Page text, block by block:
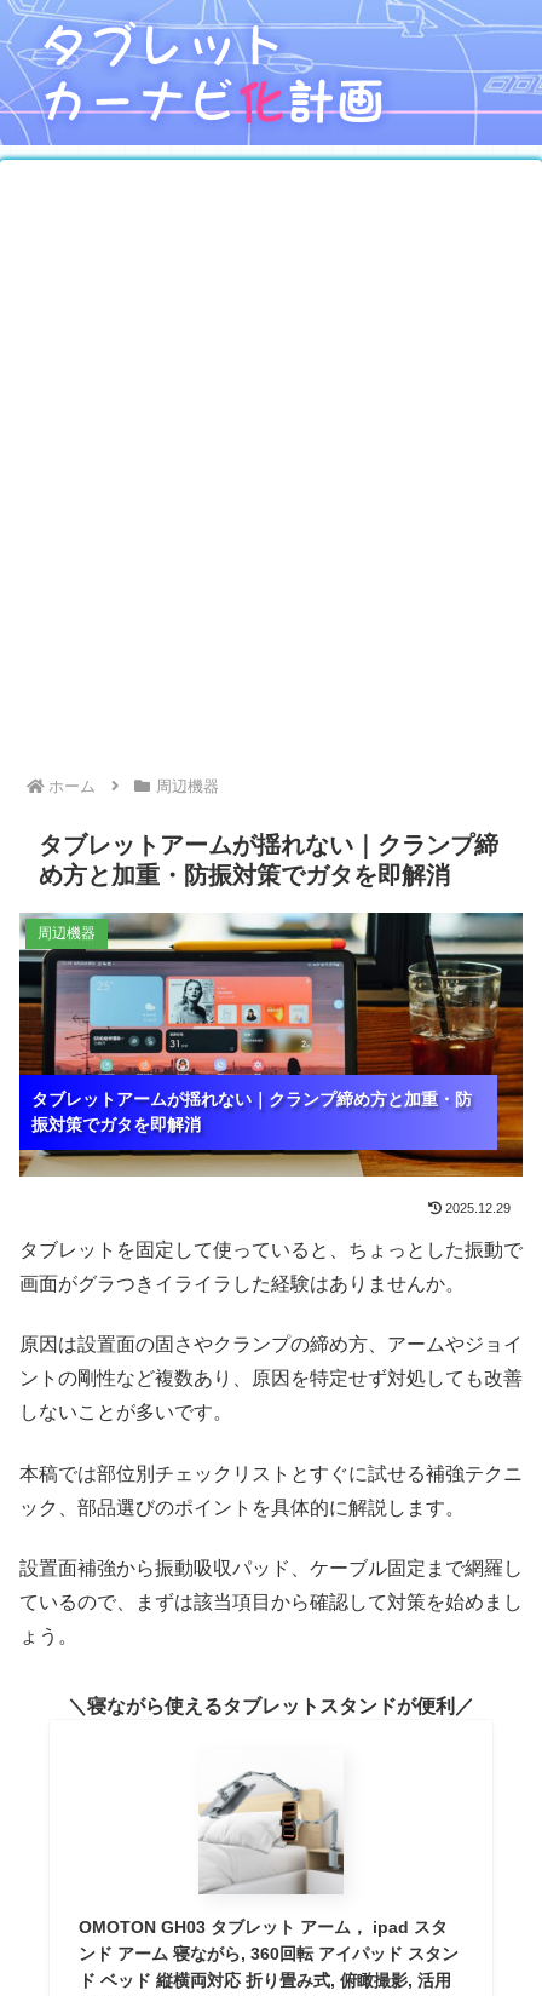
ホーム 周辺機器
タブレットアームが揺れない｜クランプ締
め方と加重・防振対策でガタを即解消
タブレットアームが揺れない｜クランプ締め方と加重・防
振対策でガタを即解消
タブレットアームが揺れない｜クランプ締め方と加重・防
振対策でガタを即解消
タブレットアームが揺れない｜クランプ締め方と加重・防
振対策でガタを即解消
周辺機器
2025.12.29
タブレットを固定して使っていると、ちょっとした振動で
画面がグラつきイライラした経験はありませんか。
原因は設置面の固さやクランプの締め方、アームやジョイ
ントの剛性など複数あり、原因を特定せず対処しても改善
しないことが多いです。
本稿では部位別チェックリストとすぐに試せる補強テクニ
ック、部品選びのポイントを具体的に解説します。
設置面補強から振動吸収パッド、ケーブル固定まで網羅し
ているので、まずは該当項目から確認して対策を始めまし
ょう。
寝ながら使えるタブレットスタンドが便利
OMOTON GH03 タブレット アーム， ipad スタ
ンド アーム 寝ながら, 360回転 アイパッド スタン
ド ベッド 縦横両対応 折り畳み式, 俯瞰撮影, 活用